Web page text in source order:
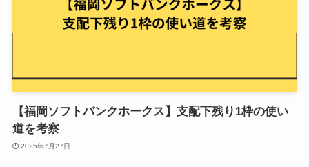
【福岡ソフトバンクホークス】支配下残り1枠の使い
道を考察
2025年7月27日